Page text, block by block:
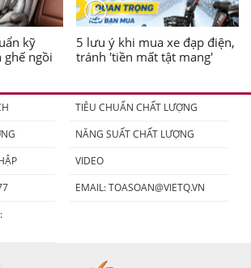
kỹ
ngồi
5 lưu ý khi mua xe đạp điện,
tránh 'tiền mất tật mang'
TIÊU CHUẨN CHẤT LƯỢNG
NĂNG SUẤT CHẤT LƯỢNG
VIDEO
EMAIL:TOASOAN@VIETQ.VN